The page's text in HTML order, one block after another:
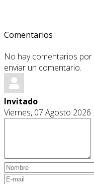
Comentarios
No hay comentarios
enviar un comentario.
Invitado
Viernes, 07 Agosto 2026